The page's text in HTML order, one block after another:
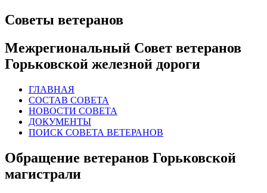
Советы ветеранов
Межрегиональный Совет ветеранов
Горьковской железной дороги
ГЛАВНАЯ
СОСТАВ СОВЕТА
НОВОСТИ СОВЕТА
ДОКУМЕНТЫ
ПОИСК СОВЕТА ВЕТЕРАНОВ
Обращение ветеранов Горьковской
магистрали